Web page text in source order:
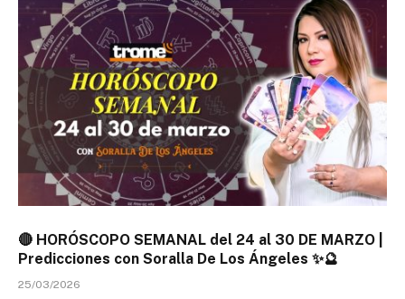
🔴 HORÓSCOPO SEMANAL del 24 al 30 DE MARZO |
Predicciones con Soralla De Los Ángeles ✨🔮
25/03/2026